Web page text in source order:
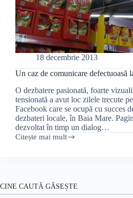
18 decembrie 2013
Un caz de comunicare defectuoasă
O dezbatere pasionată, foarte
tensionată a avut loc zilele trecute
Facebook care se ocupă cu succes
dezbateri locale, în Baia Mare.
dezvoltat în timp un dialog…
Citește mai mult
Un
la
Kaufland
CINE CAUTĂ GĂSEȘTE